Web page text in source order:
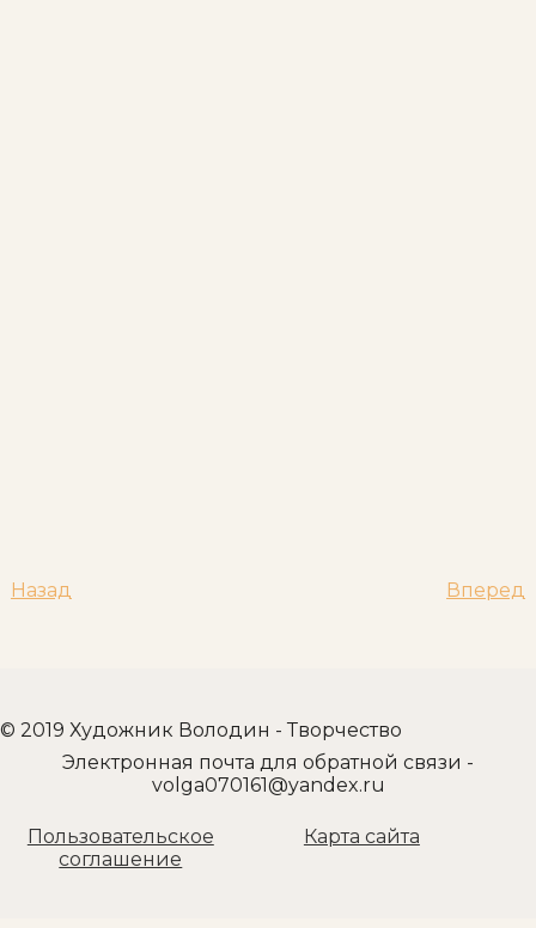
Назад Вперед
© 2019 Художник Володин - Творчество
Электронная почта для обратной связи -
volga070161@yandex.ru
Пользовательское
соглашение
Карта сайта